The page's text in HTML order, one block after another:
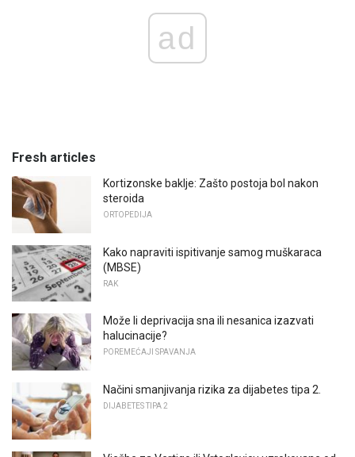
ad
Fresh articles
Kortizonske baklje: Zašto postoja bol nakon
steroida
ORTOPEDIJA
Kako napraviti ispitivanje samog muškaraca
(MBSE)
RAK
Može li deprivacija sna ili nesanica izazvati
halucinacije?
POREMEĆAJI SPAVANJA
Načini smanjivanja rizika za dijabetes tipa 2.
DIJABETES TIPA 2